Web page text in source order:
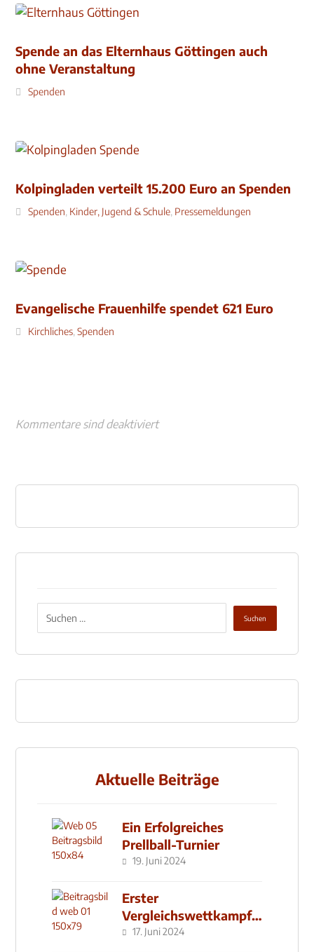
Spende an das Elternhaus Göttingen auch
ohne Veranstaltung
Spenden
Kolpingladen verteilt 15.200 Euro an Spenden
Spenden, Kinder, Jugend & Schule, Pressemeldungen
Evangelische Frauenhilfe spendet 621 Euro
Kirchliches,Spenden
Kommentare sind deaktiviert
Aktuelle Beiträge
Ein Erfolgreiches
Prellball-Turnier
19. Juni 2024
Erster
Vergleichswettkampf
seit 2019
17. Juni 2024